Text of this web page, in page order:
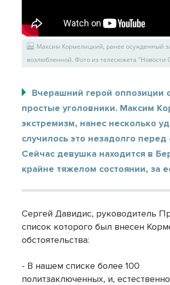
Максим Кормелицкий, ранее осужденный
возлюбленной. Фото из телесюжета "Новости
Вчерашний герой оппозиции
простые уголовники. Максим
экстремизм, нанес несколько
случилось это незадолго
Сейчас девушка находится в
крайне тяжелом состоянии, за
Сергей Давидис, руководитель
список которого был внесен
обстоятельства:
- В нашем списке более 100
политзаключенных, и, естественно